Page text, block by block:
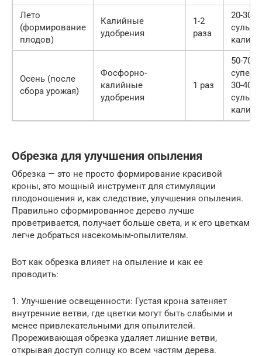
Лето
(формирование
плодов)
Калийные
удобрения
1-2
раза
20-30 г
калия
Осень (после
сбора урожая)
Фосфорно-
калийные
удобрения
1 раз
50-70 г
30-40 г
калия
Обрезка для улучшения опыления
Обрезка — это не просто формирование красивой
кроны, это мощный инструмент для стимуляции
плодоношения и, как следствие, улучшения опыления.
Правильно сформированное дерево лучше
проветривается, получает больше света, и к его цветкам
легче добраться насекомым-опылителям.
Вот как обрезка влияет на опыление и как ее
проводить:
1. Улучшение освещенности: Густая крона затеняет
внутренние ветви, где цветки могут быть слабыми и
менее привлекательными для опылителей.
Прореживающая обрезка удаляет лишние ветви,
открывая доступ солнцу ко всем частям дерева.